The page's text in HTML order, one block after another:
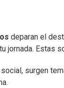
deparan el
jornada. Estas
surgen